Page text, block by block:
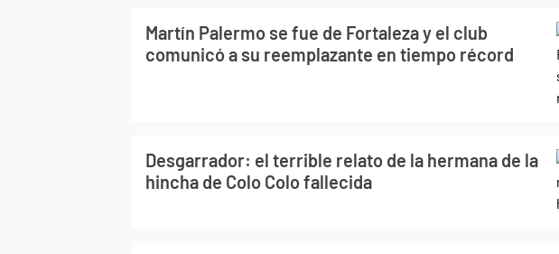
Martín Palermo se fue de Fortaleza y el club
comunicó a su reemplazante en tiempo récord
Desgarrador: el terrible relato de la hermana de la
hincha de Colo Colo fallecida